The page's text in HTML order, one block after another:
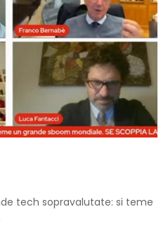
tech sopravalutate: si teme